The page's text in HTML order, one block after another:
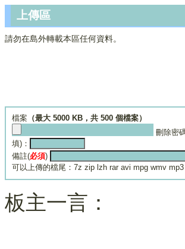
上傳區
請勿在島外轉載本區任何資料。
檔案 （最大 5000 KB，共 500 個檔案）
刪除密
填)：
備註(必須)
可以上傳的檔尾：7z zip lzh rar avi mpg wmv
板主一言：